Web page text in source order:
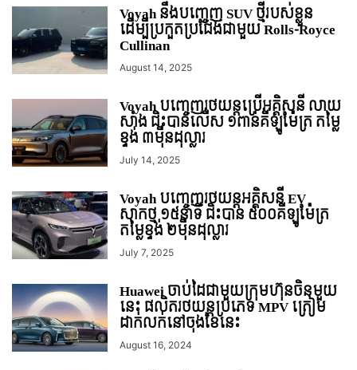
Voyah នឹងបញ្ចេញ SUV ថ្មីរបស់ខ្លួន
ដើម្បីប្រកួតប្រជែងជាមួយ Rolls-Royce
Cullinan
August 14, 2025
Voyah បញ្ចេញរថយន្តប្រើអគ្គិសនី លាយ
សាំង ជិះបានលើស ១ពាន់គីឡូម៉ែត្រ តម្លៃ
ខ្ទង់ ៣ម៉ឺនដុល្លារ
July 14, 2025
Voyah បញ្ចេញរថយន្តអគ្គិសនី EV
សាកថ្ម ១៥នាទី ជិះបាន ៥០០គីឡូម៉ែត្រ
តម្លៃខ្ទង់ ២ម៉ឺនដុល្លារ
July 7, 2025
Huawei ចាប់ដៃជាមួយក្រុមហ៊ុនចិនមួយ
នេះ ផលិតរថយន្តប្រភេទ MPV ត្រៀម
ដាក់លក់នៅចុងខែនេះ
August 16, 2024